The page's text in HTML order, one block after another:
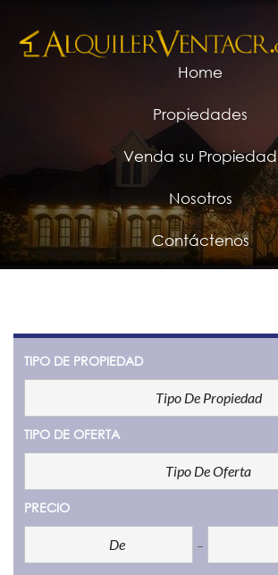
Home
Propiedades
Venda su Propiedad
Nosotros
Contáctenos
TIPO DE PROPIEDAD
Tipo De Propiedad
TIPO DE OFERTA
Tipo De Oferta
PRECIO